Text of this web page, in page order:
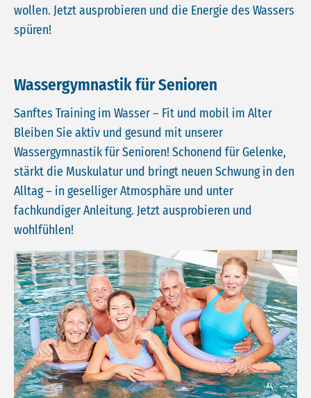
wollen. Jetzt ausprobieren und die Energie des Wassers
spüren!
Wassergymnastik für Senioren
Sanftes Training im Wasser – Fit und mobil im Alter
Bleiben Sie aktiv und gesund mit unserer
Wassergymnastik für Senioren! Schonend für Gelenke,
stärkt die Muskulatur und bringt neuen Schwung in den
Alltag – in geselliger Atmosphäre und unter
fachkundiger Anleitung. Jetzt ausprobieren und
wohlfühlen!